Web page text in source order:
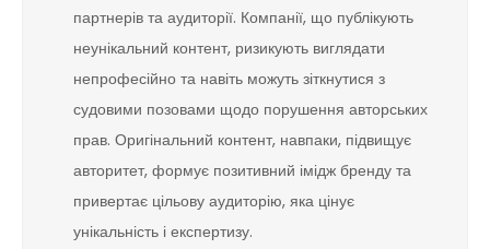
партнерів та аудиторії. Компанії, що публікують
неунікальний контент, ризикують виглядати
непрофесійно та навіть можуть зіткнутися з
судовими позовами щодо порушення авторських
прав. Оригінальний контент, навпаки, підвищує
авторитет, формує позитивний імідж бренду та
привертає цільову аудиторію, яка цінує
унікальність і експертизу.